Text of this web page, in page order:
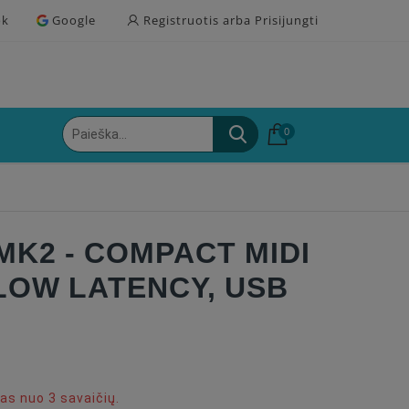
Google Registruotis arba Prisijungti
0
- COMPACT MIDI
LATENCY, USB
nuo 3 savaičių.